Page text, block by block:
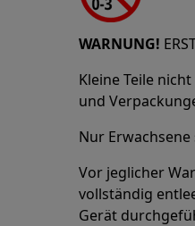
WARNUNG!
Kleine Teile
und
Nur
Vor jeglicher
vollständig
Gerät